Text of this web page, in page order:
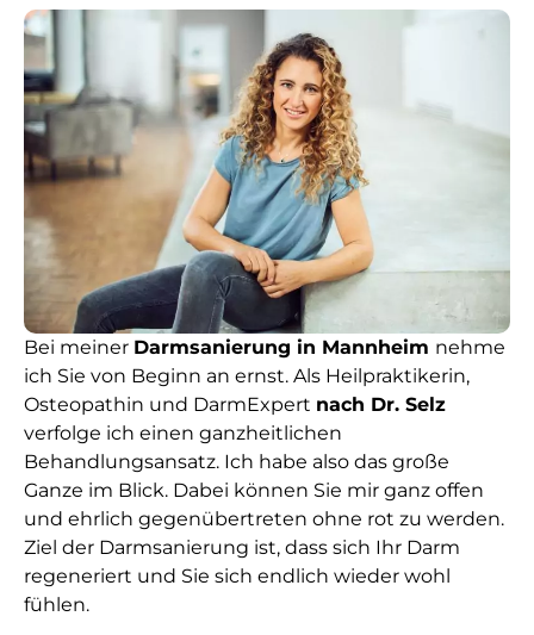
Bei meiner Darmsanierung in Mannheim nehme
ich Sie von Beginn an ernst. Als Heilpraktikerin,
Osteopathin und DarmExpert nach Dr. Selz
verfolge ich einen ganzheitlichen
Behandlungsansatz. Ich habe also das große
Ganze im Blick. Dabei können Sie mir ganz offen
und ehrlich gegenübertreten ohne rot zu werden.
Ziel der Darmsanierung ist, dass sich Ihr Darm
regeneriert und Sie sich endlich wieder wohl
fühlen.